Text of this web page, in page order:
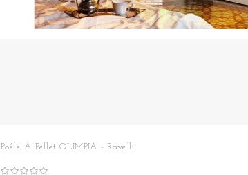
Poêle À Pellet OLIMPIA - Ravelli